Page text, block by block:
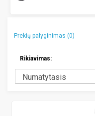
Prekių palyginimas (0)
Rikiavimas: